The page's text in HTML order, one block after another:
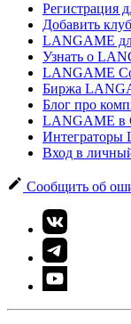
Регистрация
Добавить
LANGAME
Узнать о
LANGAME
Биржа
Блог про
LANGAME
Интеграторы
Вход в
Сообщить об